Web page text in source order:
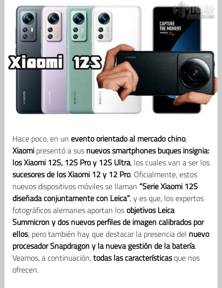
Hace poco, en un evento orientado al mercado chino,
Xiaomipresentó a sus nuevos smartphones buques insignia:
los Xiaomi 12S, 12S Pro y 12S Ultra, los cuales van a ser los
sucesores de los Xiaomi 12 y 12 Pro. Oficialmente, estos
nuevos dispositivos móviles se llaman “Serie Xiaomi 12S
diseñada conjuntamente con Leica”, y es que, los expertos
fotográficos alemanes aportan losobjetivos Leica
Summicron y dos nuevos perfiles de imagen calibrados por
ellos; pero también hay que destacar la presencia del nuevo
procesador Snapdragon y la nueva gestión de la batería.
Veamos, a continuación,todas las característicasque nos
ofrecen.